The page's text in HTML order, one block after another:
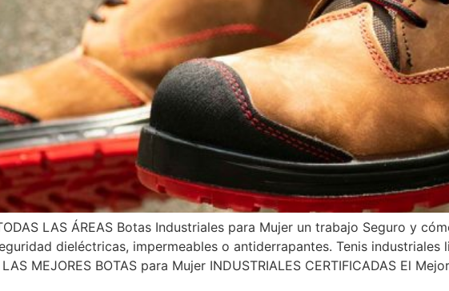
LAS ÁREAS Botas Industriales para Mujer un trabajo Seguro y
dieléctricas, impermeables o antiderrapantes. Tenis
LAS MEJORES BOTAS para Mujer INDUSTRIALES CERTIFICADAS El